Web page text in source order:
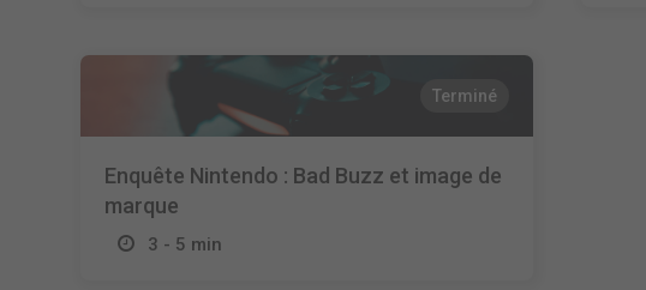
Terminé
Enquête Nintendo : Bad Buzz et image de
marque
3 - 5 min